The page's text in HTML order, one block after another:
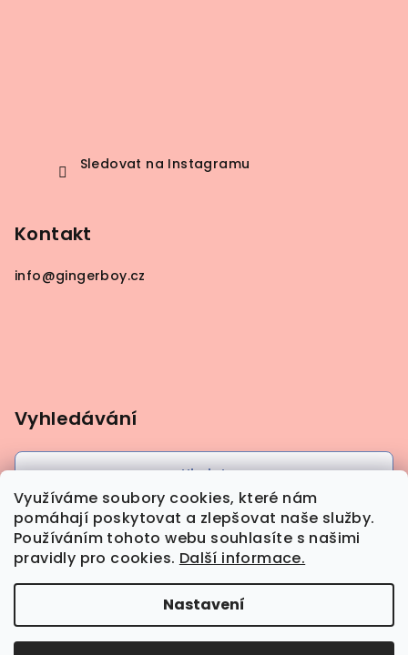
Využíváme soubory cookies, které nám
pomáhají poskytovat a zlepšovat naše služby.
Používáním tohoto webu souhlasíte s našimi
pravidly pro cookies. Další informace.
Nastavení
Sledovat na Instagramu
Kontakt
info@gingerboy.cz
Vyhledávání
Hledat